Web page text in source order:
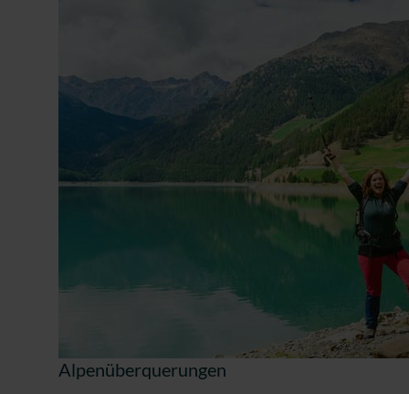
Alpenüberquerungen